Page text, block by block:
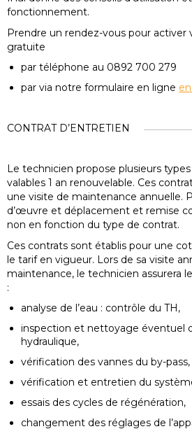
fonctionnement.
Prendre un rendez-vous pour activer
gratuite
par téléphone au 0892 700 279
par via notre formulaire en ligne
CONTRAT D’ENTRETIEN
Le technicien propose plusieurs
valables 1 an renouvelable. Ces
une visite de maintenance annuelle.
d’œuvre et déplacement et remise
non en fonction du type de contrat.
Ces contrats sont établis pour une
le tarif en vigueur. Lors de sa visite
maintenance, le technicien assurera
:
analyse de l’eau : contrôle du TH,
inspection et nettoyage éventuel
hydraulique,
vérification des vannes du by-pass,
vérification et entretien du
essais des cycles de régénération,
changement des réglages de